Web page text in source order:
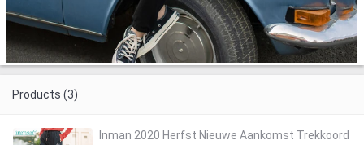
Products (3)
Inman 2020 Herfst Nieuwe Aankomst Trekkoord